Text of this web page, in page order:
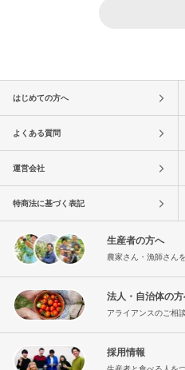
はじめての方へ
よくある質問
運営会社
特商法に基づく表記
生産者の方へ
農家さん・漁師さん
法人・自治体の
アライアンスのご相
採用情報